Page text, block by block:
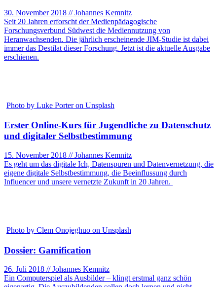
30. November 2018 // Johannes Kemnitz
Seit 20 Jahren erforscht der Medienpädagogische
Forschungsverbund Südwest die Mediennutzung von
Heranwachsenden. Die jährlich erscheinende JIM-Studie ist dabei
immer das Destilat dieser Forschung. Jetzt ist die aktuelle Ausgabe
erschienen.
Photo by Luke Porter on Unsplash
Erster Online-Kurs für Jugendliche zu Datenschutz
und digitaler Selbstbestimmung
15. November 2018 // Johannes Kemnitz
Es geht um das digitale Ich, Datenspuren und Datenvernetzung, die
eigene digitale Selbstbestimmung, die Beeinflussung durch
Influencer und unsere vernetzte Zukunft in 20 Jahren.
Photo by Clem Onojeghuo on Unsplash
Dossier: Gamification
26. Juli 2018 // Johannes Kemnitz
Ein Computerspiel als Ausbilder – klingt erstmal ganz schön